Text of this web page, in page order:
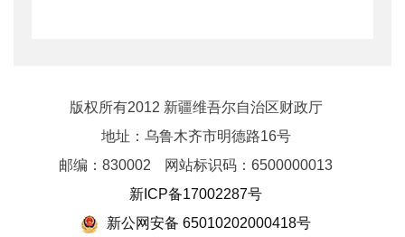
版权所有2012 新疆维吾尔自治区财政厅
地址：乌鲁木齐市明德路16号
邮编：830002
网站标识码：6500000013
新ICP备17002287号
新公网安备 65010202000418号